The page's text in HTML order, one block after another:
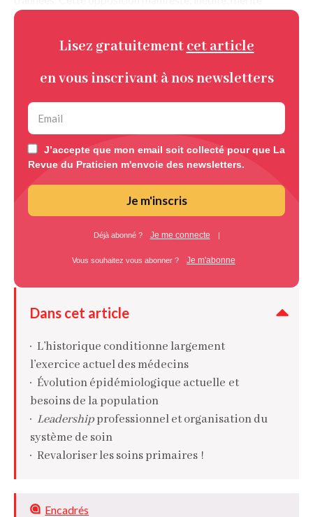
Lisez gratuitement cet article
en vous inscrivant à nos newsletters
J’accepte que mon email soit collecté pour que La
Revue du Praticien m'envoie des newsletters.
Je m'inscris
Déjà abonné ? Je me connecte |
Vous souhaitez vous abonner ? Je m'abonne
Dans cet article
L’historique conditionne largement
l’exercice actuel des médecins
Évolution épidémiologique actuelle et
besoins de la population
Leadershipprofessionnel et organisation du
système de soin
Revaloriser les soins primaires !
Encadrés